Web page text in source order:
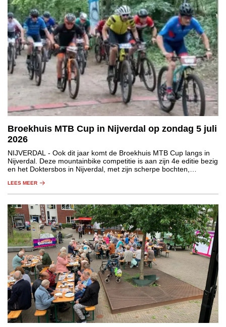
Broekhuis MTB Cup in Nijverdal op zondag 5 juli
2026
NIJVERDAL - Ook dit jaar komt de Broekhuis MTB Cup langs in
Nijverdal. Deze mountainbike competitie is aan zijn 4e editie bezig
en het Doktersbos in Nijverdal, met zijn scherpe bochten,
ontbreken.
LEES MEER